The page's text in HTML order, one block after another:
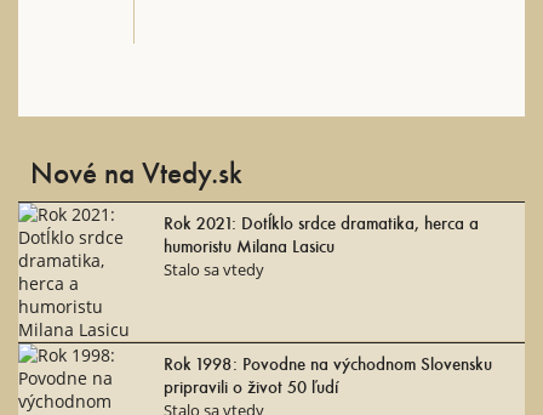
Nové na Vtedy.sk
Rok 2021: Dotĺklo srdce dramatika, herca a
humoristu Milana Lasicu
Stalo sa vtedy
Rok 1998: Povodne na východnom Slovensku
pripravili o život 50 ľudí
Stalo sa vtedy